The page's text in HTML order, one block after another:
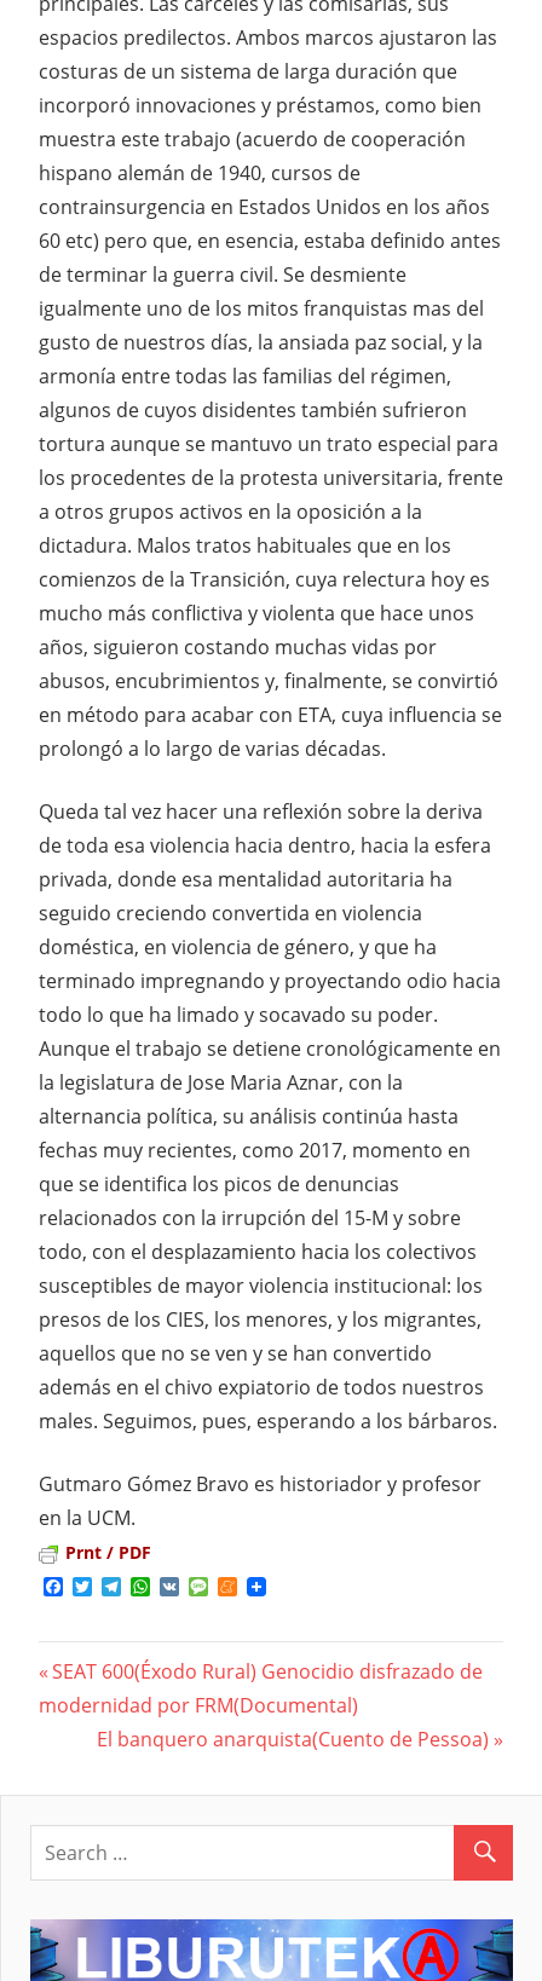
espacios predilectos. Ambos marcos ajustaron las
costuras de un sistema de larga duración que
incorporó innovaciones y préstamos, como bien
muestra este trabajo (acuerdo de cooperación
hispano alemán de 1940, cursos de
contrainsurgencia en Estados Unidos en los años
60 etc) pero que, en esencia, estaba definido antes
de terminar la guerra civil. Se desmiente
igualmente uno de los mitos franquistas mas del
gusto de nuestros días, la ansiada paz social, y la
armonía entre todas las familias del régimen,
algunos de cuyos disidentes también sufrieron
tortura aunque se mantuvo un trato especial para
los procedentes de la protesta universitaria, frente
a otros grupos activos en la oposición a la
dictadura. Malos tratos habituales que en los
comienzos de la Transición, cuya relectura hoy es
mucho más conflictiva y violenta que hace unos
años, siguieron costando muchas vidas por
abusos, encubrimientos y, finalmente, se convirtió
en método para acabar con ETA, cuya influencia se
prolongó a lo largo de varias décadas.
Queda tal vez hacer una reflexión sobre la deriva
de toda esa violencia hacia dentro, hacia la esfera
privada, donde esa mentalidad autoritaria ha
seguido creciendo convertida en violencia
doméstica, en violencia de género, y que ha
terminado impregnando y proyectando odio hacia
todo lo que ha limado y socavado su poder.
Aunque el trabajo se detiene cronológicamente en
la legislatura de Jose Maria Aznar, con la
alternancia política, su análisis continúa hasta
fechas muy recientes, como 2017, momento en
que se identifica los picos de denuncias
relacionados con la irrupción del 15-M y sobre
todo, con el desplazamiento hacia los colectivos
susceptibles de mayor violencia institucional: los
presos de los CIES, los menores, y los migrantes,
aquellos que no se ven y se han convertido
además en el chivo expiatorio de todos nuestros
males. Seguimos, pues, esperando a los bárbaros.
Gutmaro Gómez Bravo es historiador y profesor
en la UCM.
Prnt / PDF
Facebook
TwitterTelegram
WhatsApp
VK MessageMeneame
Navegación
entradas
Previous
Post:
SEAT 600(Éxodo Rural) Genocidio disfrazado de
modernidad por FRM(Documental)
Next
El banquero anarquista(Cuento de Pessoa)